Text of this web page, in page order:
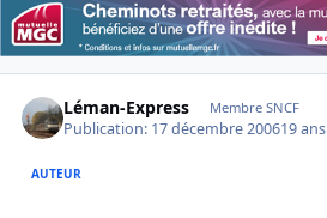
Léman-Express Membre SNCF
Publication: 17 décembre 200619 ans
AUTEUR